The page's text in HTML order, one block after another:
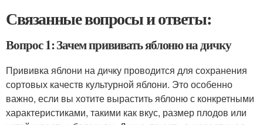
Связанные вопросы и ответы:
Вопрос 1: Зачем прививать яблоню на дичку
Прививка яблони на дичку проводится для сохранения
сортовых качеств культурной яблони. Это особенно
важно, если вы хотите вырастить яблоню с конкретными
характеристиками, такими как вкус, размер плодов или